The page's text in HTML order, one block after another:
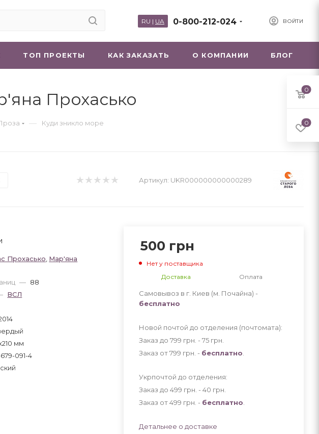
ВОЙТИ
0-800-212-024
RU | UA
ТОП ПРОЕКТЫ КАК ЗАКАЗАТЬ О КОМПАНИИ БЛОГ
Прохасько
— Куди зникло море
Артикул: UKR000000000000289
Прохасько Мар'яна
— 88
ВСЛ
мм
091-4
500 грн
Нет у поставщика
Доставка
Оплата
Самовывоз в г. Киев (м. Почайна) -
бесплатно
Новой почтой до отделения (почтомата):
Заказ до 799 грн. - 75 грн
Заказ от 799 грн. - бесплатно
Укрпочтой до отделения:
Заказ до 499 грн. - 40 грн
Заказ от 499 грн. - бесплатно
Детальнее о доставке
0
0